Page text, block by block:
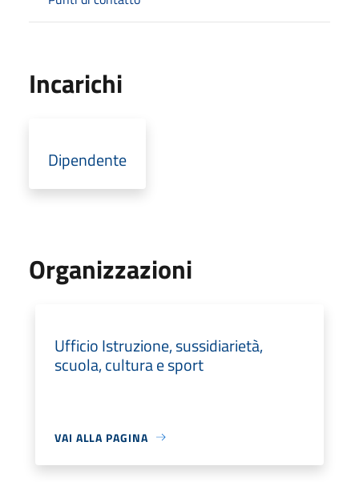
Incarichi
Dipendente
Organizzazioni
Ufficio Istruzione, sussidiarietà,
scuola, cultura e sport
VAI ALLA PAGINA